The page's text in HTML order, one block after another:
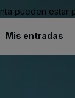
pueden estar
Mis entradas